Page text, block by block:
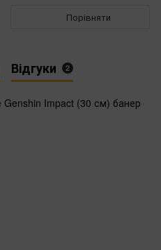
Порівняти
Відгуки 2